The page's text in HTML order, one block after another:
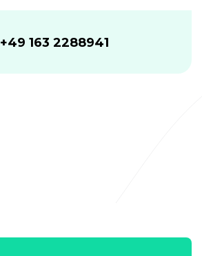
+49 163 2288941